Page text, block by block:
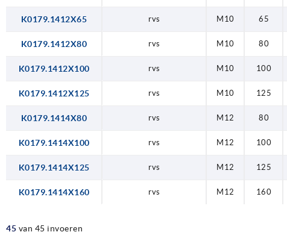
K0179.1412X65 rvs M10 65
K0179.1412X80 rvs M10 80
K0179.1412X100 rvs M10 100
K0179.1412X125 rvs M10 125
K0179.1414X80 rvs M12 80
K0179.1414X100 rvs M12 100
K0179.1414X125 rvs M12 125
K0179.1414X160 rvs M12 160
45 van 45 invoeren